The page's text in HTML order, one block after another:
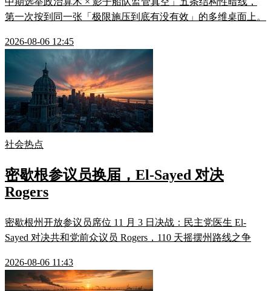
第一次按到同一张「极限施压到底有没有效」的多维桌面上。
2026-08-06 12:45
社会热点
密歇根参议员换届，El-Sayed 对决
Rogers
密歇根州开放参议员席位 11 月 3 日决战：民主党医生 El-
Sayed 对决共和党前众议员 Rogers，110 天摇摆州路线之争
2026-08-06 11:43